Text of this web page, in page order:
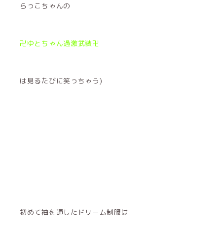
らっこちゃんの
卍ゆとちゃん過激武装卍
は見るたびに笑っちゃう)
初めて袖を通したドリーム制服は